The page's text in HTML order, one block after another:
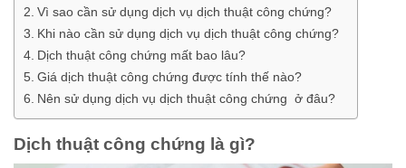
Vì sao cần sử dụng dịch vụ dịch thuật công chứng?
Khi nào cần sử dụng dịch vụ dịch thuật công chứng?
Dịch thuật công chứng mất bao lâu?
Giá dịch thuật công chứng được tính thế nào?
Nên sử dụng dịch vụ dịch thuật công chứng ở đâu?
Dịch thuật công chứng là gì?